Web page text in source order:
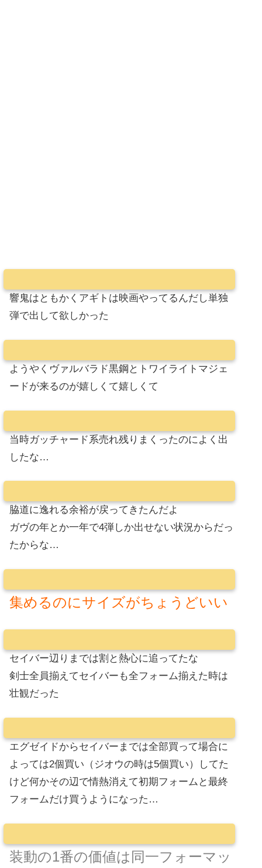
響鬼はともかくアギトは映画やってるんだし単独
弾で出して欲しかった
ようやくヴァルバラド黒鋼とトワイライトマジェ
ードが来るのが嬉しくて嬉しくて
当時ガッチャード系売れ残りまくったのによく出
したな…
脇道に逸れる余裕が戻ってきたんだよ
ガヴの年とか一年で4弾しか出せない状況からだっ
たからな…
集めるのにサイズがちょうどいい
セイバー辺りまでは割と熱心に追ってたな
剣士全員揃えてセイバーも全フォーム揃えた時は
壮観だった
エグゼイドからセイバーまでは全部買って場合に
よっては2個買い（ジオウの時は5個買い）してた
けど何かその辺で情熱消えて初期フォームと最終
フォームだけ買うようになった…
装動の1番の価値は同一フォーマッ